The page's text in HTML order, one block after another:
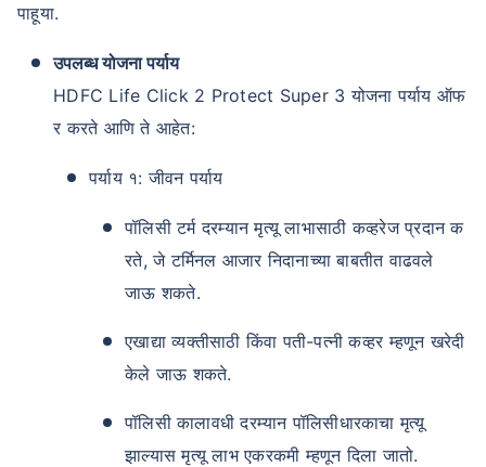
पाहूया.
उपलब्ध योजना पर्याय
HDFC Life Click 2 Protect Super 3 योजना पर्याय ऑफ
र करते आणि ते आहेत:
पर्याय १: जीवन पर्याय
पॉलिसी टर्म दरम्यान मृत्यू लाभासाठी कव्हरेज प्रदान क
रते, जे टर्मिनल आजार निदानाच्या बाबतीत वाढवले ​​
जाऊ शकते.
एखाद्या व्यक्तीसाठी किंवा पती-पत्नी कव्हर म्हणून खरेदी
केले जाऊ शकते.
पॉलिसी कालावधी दरम्यान पॉलिसीधारकाचा मृत्यू
झाल्यास मृत्यू लाभ एकरकमी म्हणून दिला जातो.